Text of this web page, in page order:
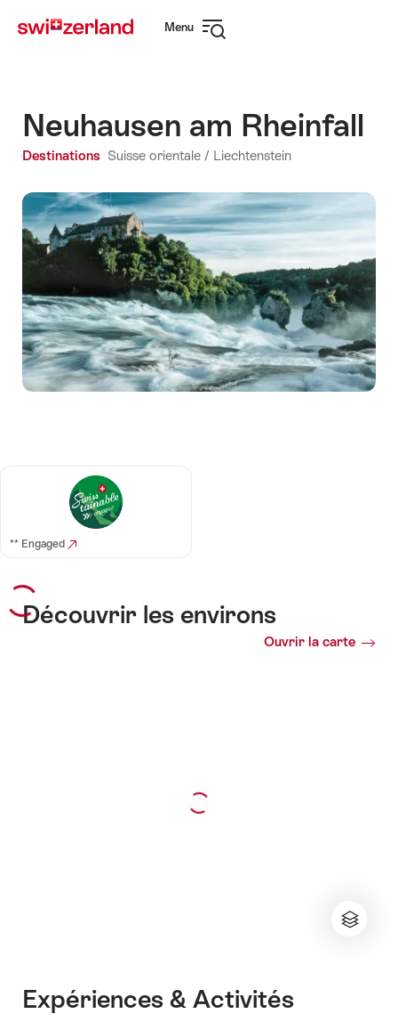
sur
rapide
Menu
Neuhausen am Rheinfall
Destinations Suisse orientale / Liechtenstein
** Engaged
Découvrir les environs
Ouvrir la carte
Expériences & Activités